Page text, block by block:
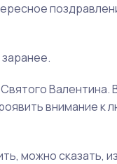
Валентина.
внимание к
можно сказать, из